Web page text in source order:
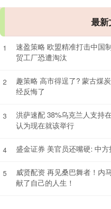
最
1
速盈策略 欧盟精准打击中国
贸工厂恐遭淘汰
2
趣策略 高市得逞了? 蒙古煤
经反悔了
3
洪萨速配 38%乌克兰人支持
认为现在就该举行
4 盛金证券 美官员还嘴硬: 中
5
威贤配资 再见桑巴舞者！内
献了自己的人生！